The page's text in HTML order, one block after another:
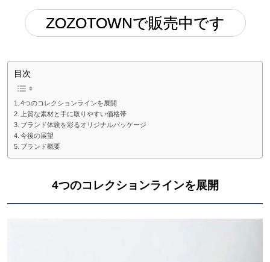
ZOZOTOWNで販売中です
目次
4つのコレクションラインを展開
上質な素材と手に取りやすい価格帯
ブランド体験を彩るオリジナルパッケージ
今後の展望
ブランド概要
4つのコレクションラインを展開